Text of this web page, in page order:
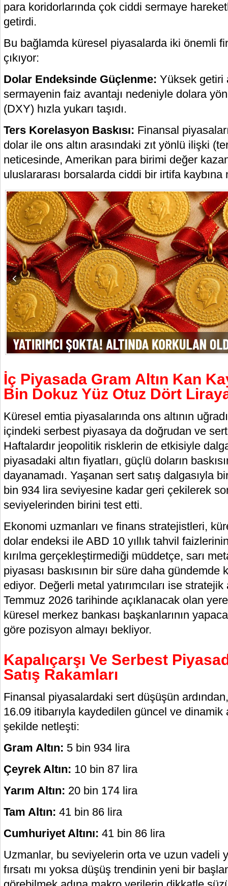
para koridorlarında çok ciddi sermaye
getirdi.
Bu bağlamda küresel piyasalarda iki önemli
çıkıyor:
Dolar Endeksinde Güçlenme: Yüksek getiri
sermayenin faiz avantajı nedeniyle dolara
(DXY) hızla yukarı taşıdı.
Ters Korelasyon Baskısı: Finansal
dolar ile ons altın arasındaki zıt yönlü ilişki
neticesinde, Amerikan para birimi değer
uluslararası borsalarda ciddi bir irtifa kaybına
İç Piyasada Gram Altın Kan
Bin Dokuz Yüz Otuz Dört
Küresel emtia piyasalarında ons altının
içindeki serbest piyasaya da doğrudan ve
Haftalardır jeopolitik risklerin de etkisiyle
piyasadaki altın fiyatları, güçlü doların
dayanamadı. Yaşanan sert satış dalgasıyla
bin 934 lira seviyesine kadar geri çekilerek
seviyelerinden birini test etti.
Ekonomi uzmanları ve finans stratejistleri,
dolar endeksi ile ABD 10 yıllık tahvil
kırılma gerçekleştirmediği müddetçe, sarı
piyasası baskısının bir süre daha
ediyor. Değerli metal yatırımcıları ise stratejik
Temmuz 2026 tarihinde açıklanacak olan
küresel merkez bankası başkanlarının
göre pozisyon almayı bekliyor.
Kapalıçarşı Ve Serbest
Satış Rakamları
Finansal piyasalardaki sert düşüşün
16.09 itibarıyla kaydedilen güncel ve dinamik
şekilde netleşti:
Gram Altın: 5 bin 934 lira
Çeyrek Altın: 10 bin 87 lira
Yarım Altın: 20 bin 174 lira
Tam Altın: 41 bin 86 lira
Cumhuriyet Altını: 41 bin 86 lira
Uzmanlar, bu seviyelerin orta ve uzun vadeli
fırsatı mı yoksa düşüş trendinin yeni bir